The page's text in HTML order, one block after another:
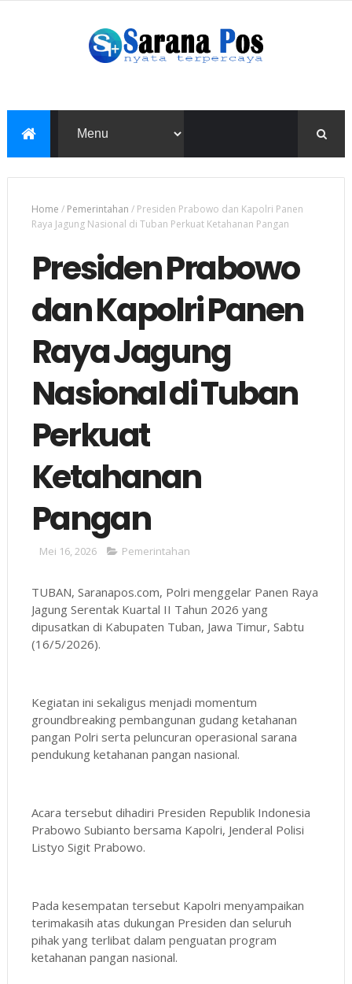
Home / Pemerintahan / Presiden Prabowo dan Kapolri Panen
Raya Jagung Nasional di Tuban Perkuat Ketahanan Pangan
Presiden Prabowo
dan Kapolri Panen
Raya Jagung
Nasional di Tuban
Perkuat
Ketahanan
Pangan
Mei 16, 2026 Pemerintahan
TUBAN, Saranapos.com, Polri menggelar Panen Raya
Jagung Serentak Kuartal II Tahun 2026 yang
dipusatkan di Kabupaten Tuban, Jawa Timur, Sabtu
(16/5/2026).
Kegiatan ini sekaligus menjadi momentum
groundbreaking pembangunan gudang ketahanan
pangan Polri serta peluncuran operasional sarana
pendukung ketahanan pangan nasional.
Acara tersebut dihadiri Presiden Republik Indonesia
Prabowo Subianto bersama Kapolri, Jenderal Polisi
Listyo Sigit Prabowo.
Pada kesempatan tersebut Kapolri menyampaikan
terimakasih atas dukungan Presiden dan seluruh
pihak yang terlibat dalam penguatan program
ketahanan pangan nasional.